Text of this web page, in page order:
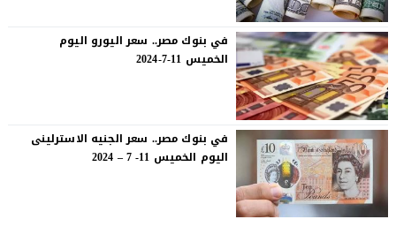
في بنوك مصر.. سعر اليورو اليوم
الخميس 11-7-2024
في بنوك مصر.. سعر الجنيه الاسترلينى
اليوم الخميس 11- 7 – 2024